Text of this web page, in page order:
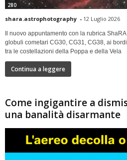
280
shara.astrophotography - 12 Luglio 2026
Il nuovo appuntamento con la rubrica
globuli cometari CG30, CG31, CG38, ai
tra le costellazioni della Poppa e della Vela
Continua a leggere
Come ingigantire a
una banalità disarmante